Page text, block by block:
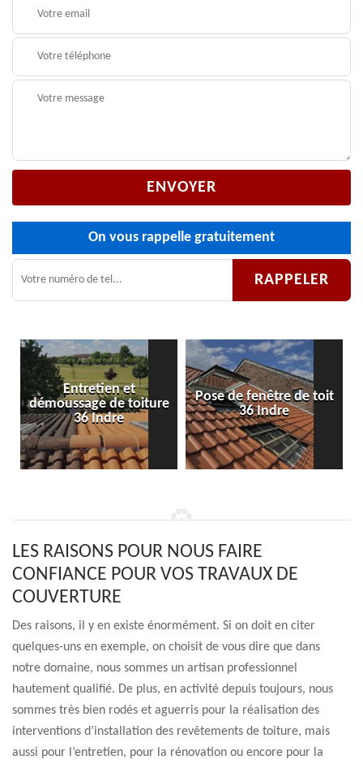
On vous rappelle gratuitement
Entretien et
démoussage de toiture
36 Indre
Pose de fenêtre de toit
36 Indre
LES RAISONS POUR NOUS FAIRE
CONFIANCE POUR VOS TRAVAUX DE
COUVERTURE
Des raisons, il y en existe énormément. Si on doit en citer
quelques-uns en exemple, on choisit de vous dire que dans
notre domaine, nous sommes un artisan professionnel
hautement qualifié. De plus, en activité depuis toujours, nous
sommes très bien rodés et aguerris pour la réalisation des
interventions d’installation des revêtements de toiture, mais
aussi pour l’entretien, pour la rénovation ou encore pour la